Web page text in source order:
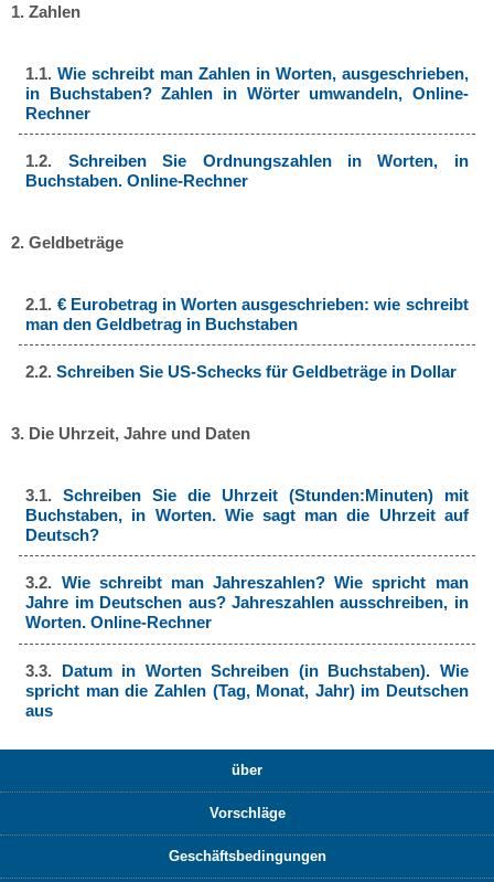
1. Zahlen
1.1.Wie schreibt man Zahlen in Worten, ausgeschrieben,
in Buchstaben? Zahlen in Wörter umwandeln, Online-
Rechner
1.2. Schreiben Sie Ordnungszahlen in Worten, in
Buchstaben. Online-Rechner
2. Geldbeträge
2.1. € Eurobetrag in Worten ausgeschrieben: wie schreibt
man den Geldbetrag in Buchstaben
2.2.Schreiben Sie US-Schecks für Geldbeträge in Dollar
3. Die Uhrzeit, Jahre und Daten
3.1.Schreiben Sie die Uhrzeit (Stunden:Minuten) mit
Buchstaben, in Worten. Wie sagt man die Uhrzeit auf
Deutsch?
3.2. Wie schreibt man Jahreszahlen? Wie spricht man
Jahre im Deutschen aus? Jahreszahlen ausschreiben, in
Worten. Online-Rechner
3.3. Datum in Worten Schreiben (in Buchstaben). Wie
spricht man die Zahlen (Tag, Monat, Jahr) im Deutschen
aus
über
Vorschläge
Geschäftsbedingungen